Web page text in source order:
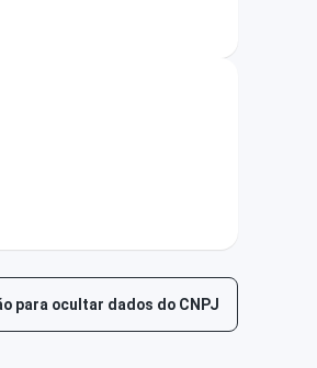
para ocultar dados do CNPJ